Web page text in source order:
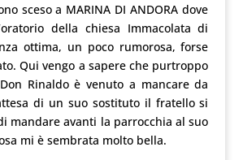
sceso a MARINA DI ANDORA dove
della chiesa Immacolata di
ottima, un poco rumorosa, forse
Qui vengo a sapere che purtroppo
Rinaldo è venuto a mancare da
di un suo sostituto il fratello si
mandare avanti la parrocchia al suo
mi è sembrata molto bella.